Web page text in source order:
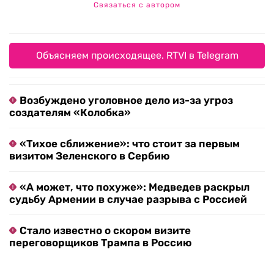
Связаться с автором
Объясняем происходящее. RTVI в Telegram
Возбуждено уголовное дело из-за угроз
создателям «Колобка»
«Тихое сближение»: что стоит за первым
визитом Зеленского в Сербию
«А может, что похуже»: Медведев раскрыл
судьбу Армении в случае разрыва с Россией
Стало известно о скором визите
переговорщиков Трампа в Россию